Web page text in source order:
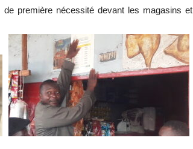
première nécessité devant les magasins et